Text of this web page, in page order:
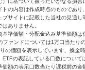
トの内容は作成時点のものであり
ブサイトに記載した当社の見通し
ありません。
基準価額・分配金込み基準価額は
ファンドについては1万口当たり
の価額を表示しています。換金
ETFの表記している口数について
価額の表示口数当たり課税前の金